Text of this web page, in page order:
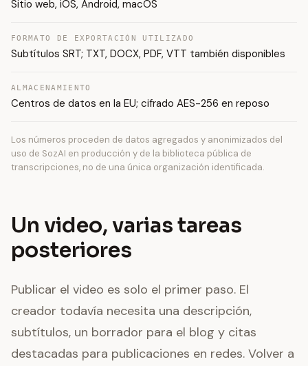
Sitio web, iOS, Android, macOS
FORMATO DE EXPORTACIÓN UTILIZADO
Subtítulos SRT; TXT, DOCX, PDF, VTT también disponibles
ALMACENAMIENTO
Centros de datos en la EU; cifrado AES-256 en reposo
Los números proceden de datos agregados y anonimizados del
uso de SozAI en producción y de la biblioteca pública de
transcripciones, no de una única organización identificada.
Un video, varias tareas
posteriores
Publicar el video es solo el primer paso. El
creador todavía necesita una descripción,
subtítulos, un borrador para el blog y citas
destacadas para publicaciones en redes. Volver a